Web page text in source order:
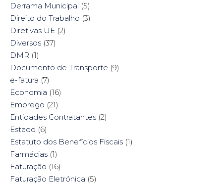
Derrama Municipal (5)
Direito do Trabalho (3)
Diretivas UE (2)
Diversos (37)
DMR (1)
Documento de Transporte (9)
e-fatura (7)
Economia (16)
Emprego (21)
Entidades Contratantes (2)
Estado (6)
Estatuto dos Benefícios Fiscais (1)
Farmácias (1)
Faturação (16)
Faturação Eletrónica (5)